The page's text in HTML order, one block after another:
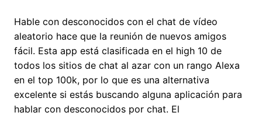
Hable con desconocidos con el chat de vídeo
aleatorio hace que la reunión de nuevos amigos
fácil. Esta app está clasificada en el high 10 de
todos los sitios de chat al azar con un rango Alexa
en el top 100k, por lo que es una alternativa
excelente si estás buscando alguna aplicación para
hablar con desconocidos por chat. El